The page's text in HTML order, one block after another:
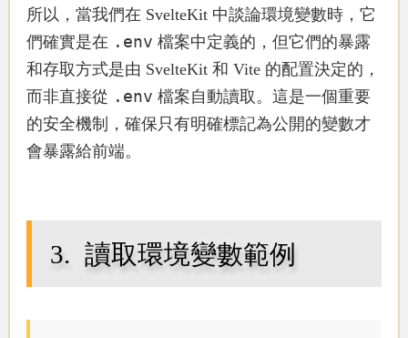
所以，當我們在 SvelteKit 中談論環境變數時，它
們確實是在 .env 檔案中定義的，但它們的暴露
和存取方式是由 SvelteKit 和 Vite 的配置決定的，
而非直接從 .env 檔案自動讀取。這是一個重要
的安全機制，確保只有明確標記為公開的變數才
會暴露給前端。
讀取環境變數範例